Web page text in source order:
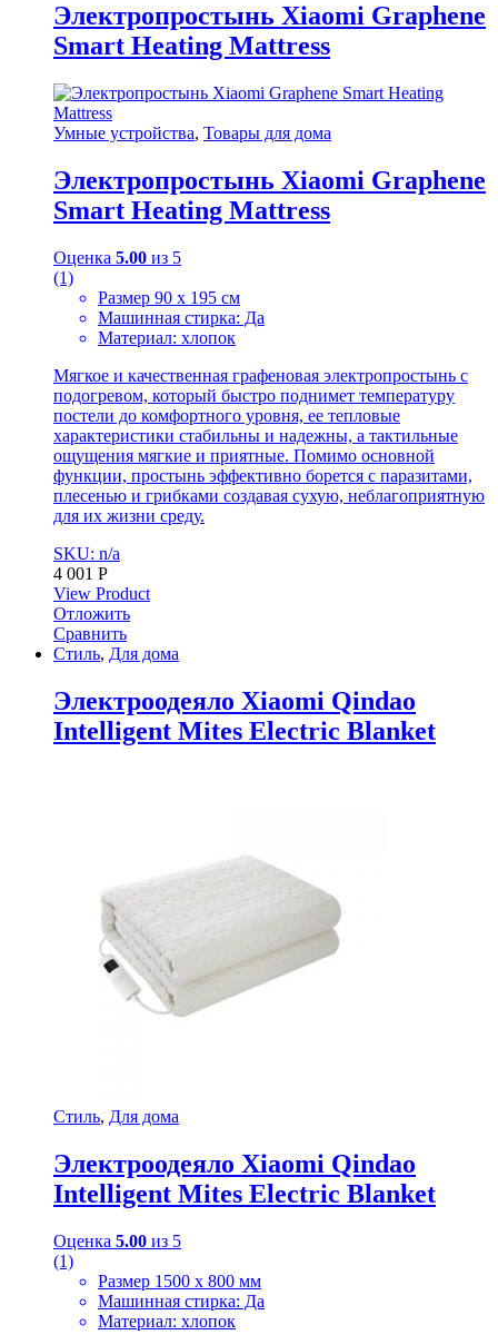
Электропростынь Xiaomi Graphene
Smart Heating Mattress
Умные устройства, Товары для дома
Электропростынь Xiaomi Graphene
Smart Heating Mattress
Оценка 5.00 из 5
(1)
Размер 90 x 195 см
Машинная стирка: Да
Материал: хлопок
Мягкое и качественная графеновая электропростынь с
подогревом, который быстро поднимет температуру
постели до комфортного уровня, ее тепловые
характеристики стабильны и надежны, а тактильные
ощущения мягкие и приятные. Помимо основной
функции, простынь эффективно борется с паразитами,
плесенью и грибками создавая сухую, неблагоприятную
для их жизни среду.
SKU: n/a
4 001 Р
View Product
Отложить
Сравнить
Стиль, Для дома
Электроодеяло Xiaomi Qindao
Intelligent Mites Electric Blanket
Стиль, Для дома
Электроодеяло Xiaomi Qindao
Intelligent Mites Electric Blanket
Оценка 5.00 из 5
(1)
Размер 1500 x 800 мм
Машинная стирка: Да
Материал: хлопок